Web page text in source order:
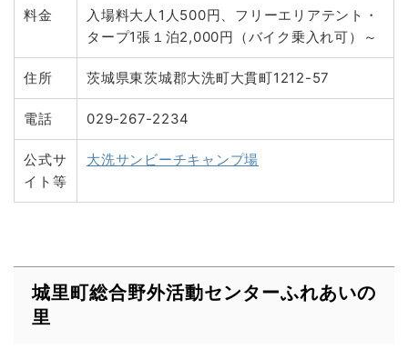
料金
入場料大人1人500円、フリーエリアテント・
タープ1張１泊2,000円（バイク乗入れ可）～
住所 茨城県東茨城郡大洗町大貫町1212-57
電話 029-267-2234
公式サ
イト等
大洗サンビーチキャンプ場
城里町総合野外活動センターふれあいの
里